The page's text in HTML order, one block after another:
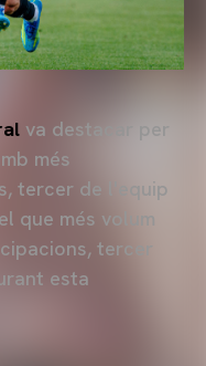
va destacar per
més
tercer de l'equip
que més volum
tercer
esta